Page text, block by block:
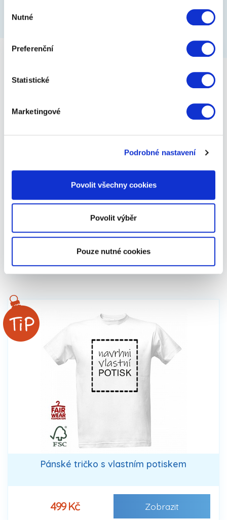
souhlasu
Nutné
Preferenční
Statistické
Marketingové
Podrobné nastavení
Povolit všechny cookies
Povolit výběr
Pouze nutné cookies
2 299 Kč Zobrazit
Pánské tričko s vlastním potiskem
499 Kč Zobrazit